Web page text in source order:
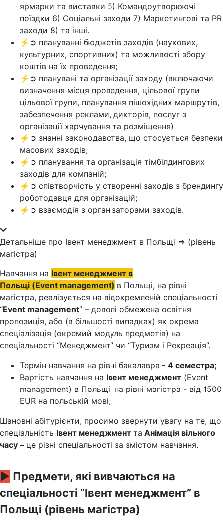
ярмарки та виставки 5) Командоутворюючі
поїздки 6) Соціальні заходи 7) Маркетингові та PR
заходи 8) та інші.
⚡➲ плануванні бюджетів заходів (наукових,
культурних, спортивних) та можливості збору
коштів на їх проведення;
⚡➲ планувані та організації заходу (включаючи
визначення місця проведення, цільової групи
цільової групи, планування пішохідних маршрутів,
забезпечення реклами, дикторів, послуг з
організації харчування та розміщення)
⚡➲ знанні законодавства, що стосується безпеки
масових заходів;
⚡➲ планування та організація тімбілдингових
заходів для компаній;
⚡➲ співтворчість у створенні заходів з брендингу
роботодавця для організацій;
⚡➲ взаємодія з організаторами заходів.
Детальніше про Івент менеджмент в Польщі ⇒ (рівень
магістра)
Навчання на Івент менеджмент в
Польщі (Event management) в Польщі, на рівні
магістра, реалізується на відокремленій спеціальності
“Event management” – доволі обмежена освітня
пропозиція, або (в більшості випадках) як окрема
спеціалізація (окремий модуль предметів) на
спеціальності “Менеджмент” чи “Туризм і Рекреація”.
Термін навчання на рівні бакалавра - 4 семестра;
Вартість навчання на Івент менеджмент (Event
management) в Польщі, на рівні магістра - від 1500
EUR на польській мові;
Шановні абітурієнти, просимо звернути увагу на те, що
спеціальність Івент менеджмент та Анімація вільного
часу – це різні спеціальності за змістом навчання.
► Предмети, які вивчаються на
спеціальності “Івент менеджмент” в
Польщі (рівень магістра)